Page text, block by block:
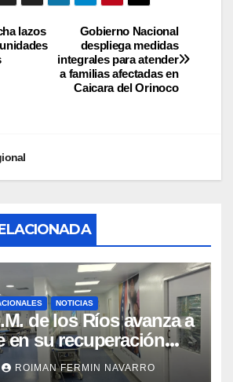
Gobierno Nacional
despliega medidas
integrales para atender
a familias afectadas en
Caicara del Orinoco
lazos
NOTICIAS
de los Ríos avanza a
en su recuperación
eventos
ROIMAN FERMIN NAVARRO